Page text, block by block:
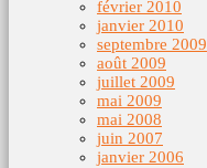
février 2010
janvier 2010
septembre 2009
août 2009
juillet 2009
mai 2009
mai 2008
juin 2007
janvier 2006